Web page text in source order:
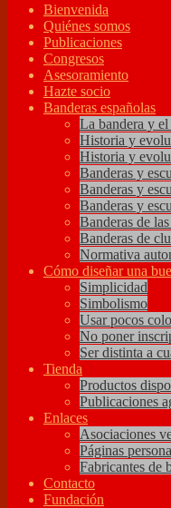
Bienvenida
Quiénes somos
Publicaciones
Congresos
Asesoramiento
Hazte socio
Banderas españolas
La bandera y el
Historia y
Historia y
Banderas y
Banderas y
Banderas y
Banderas de
Banderas de
Normativa
Cómo diseñar una
Simplicidad
Simbolismo
Usar pocos
No poner
Ser distinta a
Tienda
Productos
Publicaciones
Enlaces
Asociaciones
Páginas
Fabricantes de
Contacto
Fundación